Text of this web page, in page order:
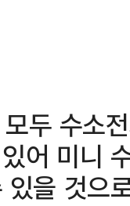
두 수소
어 미니
을 것으